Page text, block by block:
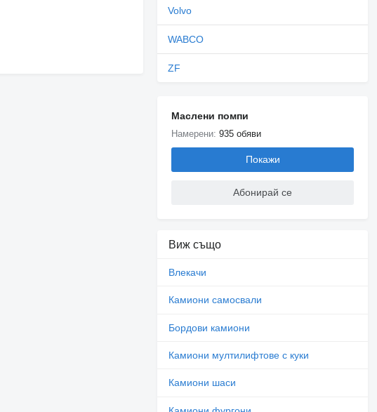
Volvo
WABCO
ZF
Маслени помпи
Намерени:935 обяви
Покажи
Абонирай се
Виж също
Влекачи
Камиони самосвали
Бордови камиони
Камиони мултилифтове с куки
Камиони шаси